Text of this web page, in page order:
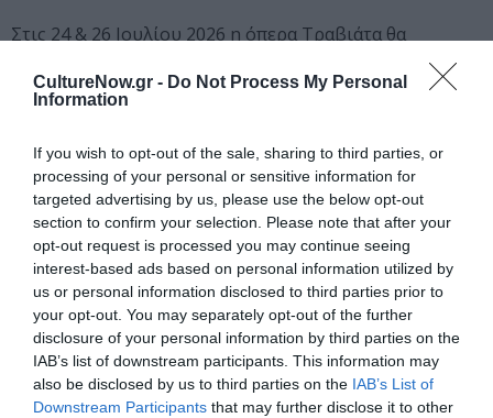
CultureNow.gr - Do Not Process My Personal
Information
If you wish to opt-out of the sale, sharing to third parties, or
processing of your personal or sensitive information for
targeted advertising by us, please use the below opt-out
section to confirm your selection. Please note that after your
opt-out request is processed you may continue seeing
interest-based ads based on personal information utilized by
us or personal information disclosed to third parties prior to
your opt-out. You may separately opt-out of the further
disclosure of your personal information by third parties on the
IAB’s list of downstream participants. This information may
also be disclosed by us to third parties on the IAB’s List of
Downstream Participants that may further disclose it to other
Στις 24 & 26 Ιουλίου 2026 η όπερα Τραβιάτα θα
προσβασιμότητας. Για τις επιλεγμένες παραστάσεις,
έχει προβλεφθεί να υπάρχουν θέσεις για Κωφούς,
την Ελληνική Νοηματική Γλώσσα (ΕΝΓ), θέσεις για
ανθρώπους που χρησιμοποιούν τους υπέρτιτλους
(CAPS), οι οποίοι καλύπτουν όλο το ακουστικό κανάλι,
καθώς και θέσεις τυφλών ανθρώπων και ανθρώπων με
περιορισμένη πρόσβαση στο οπτικό κανάλι
επικοινωνίας, που θα μπορούν να χρησιμοποιήσουν
την υπηρεσία ακουστικής περιγραφής (AD). Οι σκύλοι
οδηγοί τυφλών είναι επίσης ευπρόσδεκτοι. Οι θεατές
που επιθυμούν να κάνουν χρήση των υπηρεσιών
προσβασιμότητας παρακαλούνται να